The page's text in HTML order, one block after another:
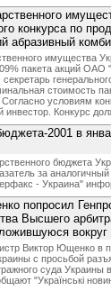
конкурса по
абразивный
имущества
пакета акций ОАО
стоимость
Согласно условиям
Конкурс
2001 в
бюджета
за
- Украина"
попросил
Высшего
Виктор Ющенко в
с просьбой
суда Украины
"Українські